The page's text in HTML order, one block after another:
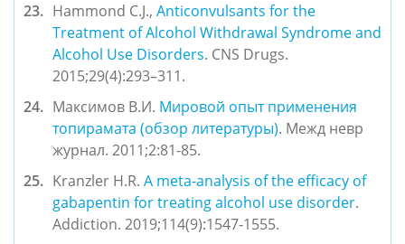
Hammond C.J., Anticonvulsants for the
Treatment of Alcohol Withdrawal Syndrome and
Alcohol Use Disorders. CNS Drugs.
2015;29(4):293–311.
Максимов В.И. Мировой опыт применения
топирамата (обзор литературы). Межд невр
журнал. 2011;2:81-85.
Kranzler H.R. A meta-analysis of the efficacy of
gabapentin for treating alcohol use disorder.
Addiction. 2019;114(9):1547-1555.